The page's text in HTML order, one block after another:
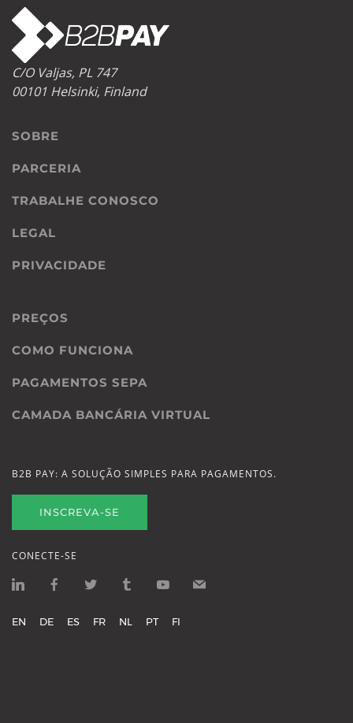
C/O Valjas, PL 747
00101 Helsinki, Finland
SOBRE
PARCERIA
TRABALHE CONOSCO
LEGAL
PRIVACIDADE
PREÇOS
COMO FUNCIONA
PAGAMENTOS SEPA
CAMADA BANCÁRIA VIRTUAL
B2B PAY: A SOLUÇÃO SIMPLES PARA PAGAMENTOS.
INSCREVA-SE
CONECTE-SE
EN DE ES FR NL PT FI